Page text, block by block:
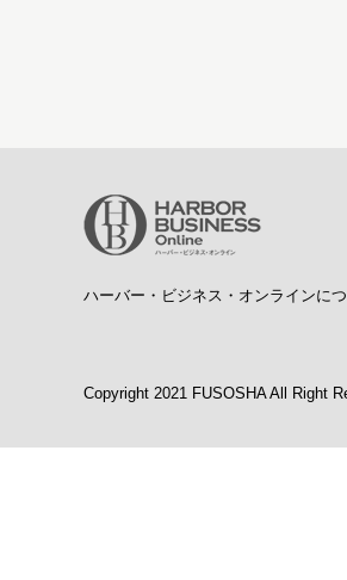
ハーバー・ビジネス・オンラインに
Copyright 2021 FUSOSHA All Right